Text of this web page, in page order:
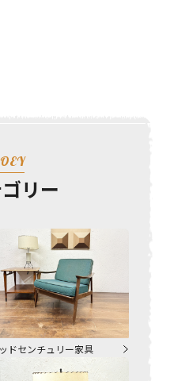
リー
ドセンチュリー家具